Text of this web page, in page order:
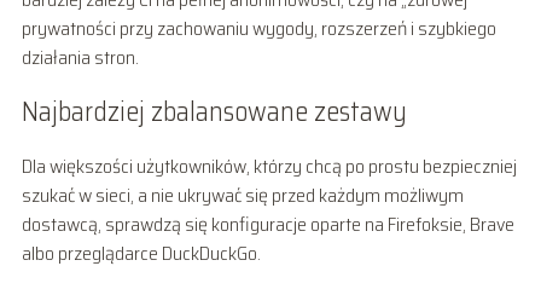
prywatności przy zachowaniu wygody, rozszerzeń i szybkiego
działania stron.
Najbardziej zbalansowane zestawy
Dla większości użytkowników, którzy chcą po prostu bezpieczniej
szukać w sieci, a nie ukrywać się przed każdym możliwym
dostawcą, sprawdzą się konfiguracje oparte na Firefoksie, Brave
albo przeglądarce DuckDuckGo.